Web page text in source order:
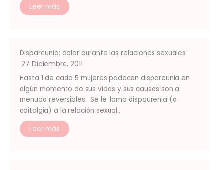
Leer más
Dispareunia: dolor durante las relaciones sexuales
27 Diciembre, 2011
Hasta 1 de cada 5 mujeres padecen dispareunia en
algún momento de sus vidas y sus causas son a
menudo reversibles. Se le llama dispaurenia (o
coitalgia) a la relación sexual…
Leer más